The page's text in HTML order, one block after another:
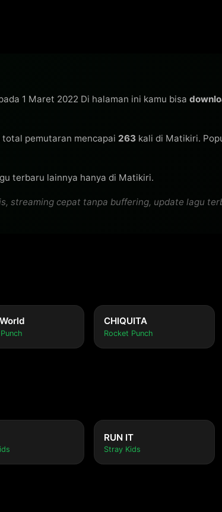
1 Maret 2022 Di halaman ini kamu bisa
pemutaran mencapai 263 kali di Matikiri.
terbaru lainnya hanya di Matikiri.
streaming cepat tanpa buffering, update lagu
CHIQUITA
Rocket Punch
RUN IT
Stray Kids